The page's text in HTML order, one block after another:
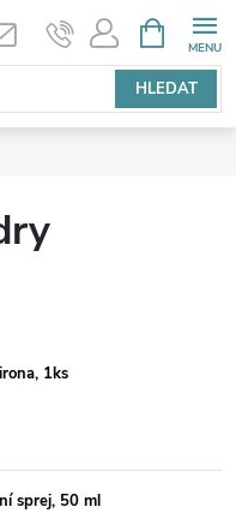
HLEDAT
NÁKUPNÍ
KOŠÍK
1ks
sprej, 50 ml